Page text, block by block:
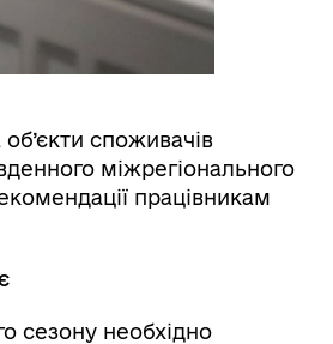
споживачів
міжрегіонального
працівникам
сезону необхідно